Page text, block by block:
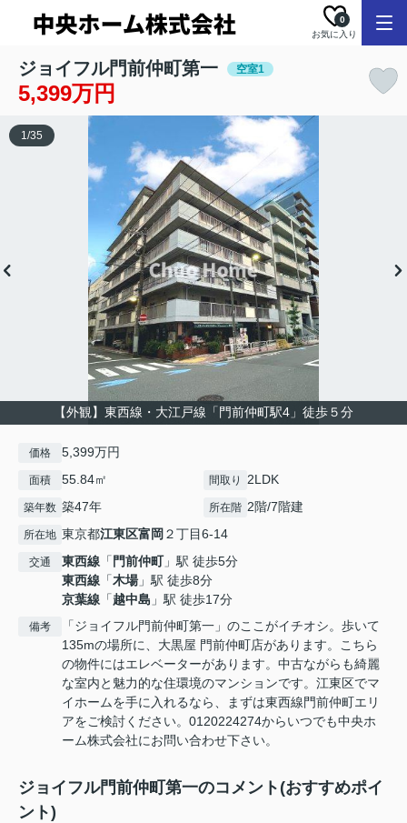
お気に入り
0
ジョイフル門前仲町第一 空室1
5,399万円
【外観】東西線・大江戸線「門前仲町駅4」徒歩５分
1/35
価格 5,399万円
面積 55.84㎡ 間取り 2LDK
築年数 築47年 所在階 2階/7階建
所在地 東京都江東区富岡 ２丁目6-14
交通 東西線 「 門前仲町」駅 徒歩5分
東西線 「木場」駅 徒歩8分
京葉線 「越中島 」駅 徒歩17分
備考
「ジョイフル門前仲町第一」のここがイチオシ。歩いて
135mの場所に、大黒屋 門前仲町店があります。こちら
の物件にはエレベーターがあります。中古ながらも綺麗
な室内と魅力的な住環境のマンションです。江東区でマ
イホームを手に入れるなら、まずは東西線門前仲町エリ
アをご検討ください。0120224274からいつでも中央ホ
ーム株式会社にお問い合わせ下さい。
ジョイフル門前仲町第一のコメント(おすすめポイ
ント)